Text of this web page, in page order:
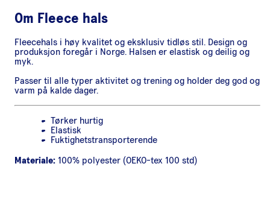
Om Fleece hals
Fleecehals i høy kvalitet og eksklusiv tidløs stil. Design og
produksjon foregår i Norge. Halsen er elastisk og deilig og
myk.
Passer til alle typer aktivitet og trening og holder deg god og
varm på kalde dager.
Tørker hurtig
Elastisk
Fuktighetstransporterende
Materiale: 100% polyester (OEKO-tex 100 std)